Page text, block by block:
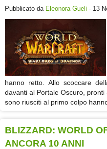
Pubblicato da Eleonora Gueli - 13
hanno retto. Allo scoccare
davanti al Portale Oscuro,
sono riusciti al primo colpo
BLIZZARD: WORLD
ANCORA 10 ANNI